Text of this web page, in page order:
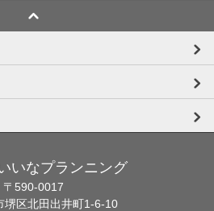
いなプランニング
〒590-0017
堺区北田出井町1-6-10